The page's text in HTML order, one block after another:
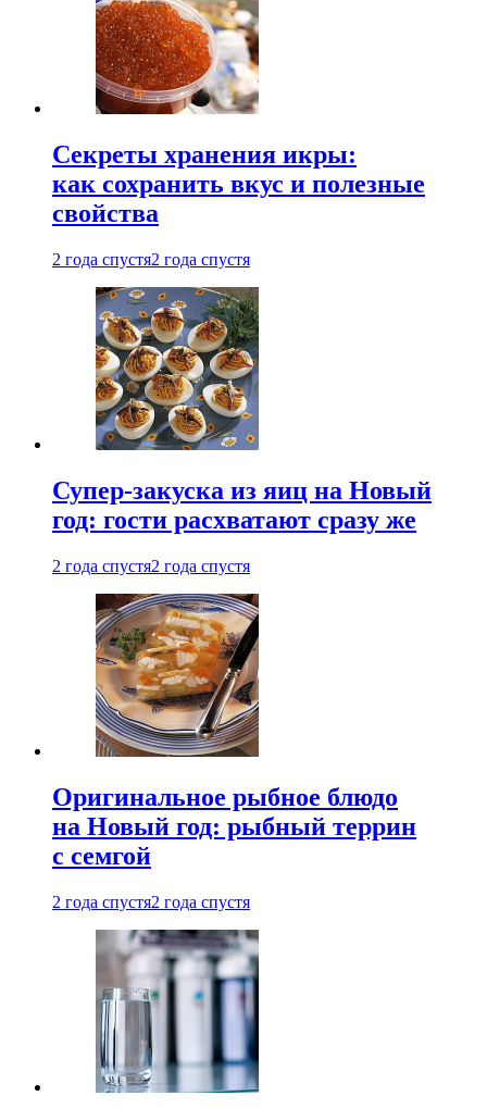
Секреты хранения икры:
как сохранить вкус и полезные
свойства
2 года спустя2 года спустя
Супер-закуска из яиц на Новый
год: гости расхватают сразу же
2 года спустя2 года спустя
Оригинальное рыбное блюдо
на Новый год: рыбный террин
с семгой
2 года спустя2 года спустя